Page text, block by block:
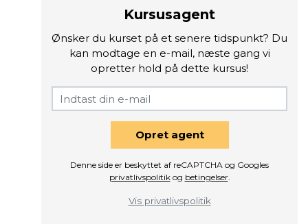
Kursusagent
Ønsker du kurset på et senere tidspunkt? Du
kan modtage en e-mail, næste gang vi
opretter hold på dette kursus!
Opret agent
Denne side er beskyttet af reCAPTCHA og Googles
privatlivspolitikog betingelser.
Vis privatlivspolitik